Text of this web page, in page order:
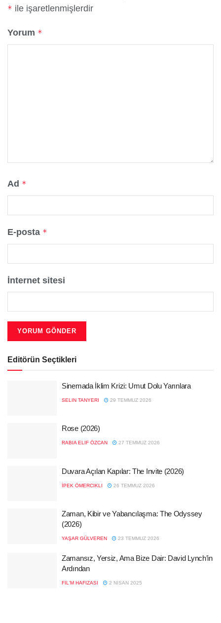
* ile işaretlenmişlerdir
Yorum *
Ad *
E-posta *
İnternet sitesi
Editörün Seçtikleri
Sinemada İklim Krizi: Umut Dolu Yarınlara
SELIN TANYERI 29 TEMMUZ 2026
Rose (2026)
RABIA ELIF ÖZCAN 27 TEMMUZ 2026
Duvara Açılan Kapılar: The Invite (2026)
İPEK ÖMERCIKLI 26 TEMMUZ 2026
Zaman, Kibir ve Yabancılaşma: The Odyssey
(2026)
YAŞAR GÜLVEREN 23 TEMMUZ 2026
Zamansız, Yersiz, Ama Bize Dair: David Lynch’in
Ardından
FIL'M HAFIZASI 2 NISAN 2025